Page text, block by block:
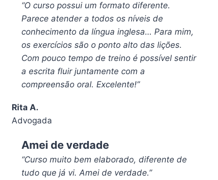
“O curso possui um formato diferente.
Parece atender a todos os níveis de
conhecimento da língua inglesa… Para mim,
os exercícios são o ponto alto das lições.
Com pouco tempo de treino é possível sentir
a escrita fluir juntamente com a
compreensão oral. Excelente!”
Rita A.
Advogada
Amei de verdade
“Curso muito bem elaborado, diferente de
tudo que já vi. Amei de verdade.”